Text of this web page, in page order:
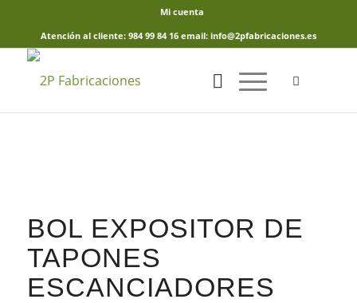
Mi cuenta
Atención al cliente: 984 99 84 16 email: info@2pfabricaciones.es
BOL EXPOSITOR DE
TAPONES
ESCANCIADORES